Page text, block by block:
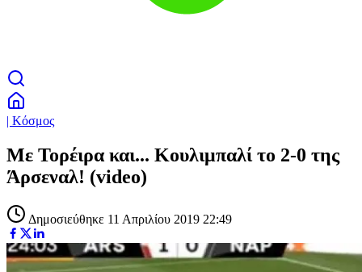
| Κόσμος
Με Τορέιρα και... Κουλιμπαλί το 2-0 της
Άρσεναλ! (video)
Δημοσιεύθηκε 11 Απριλίου 2019 22:49